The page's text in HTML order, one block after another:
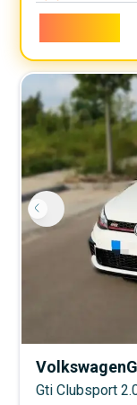
Volkswagen
Gti Clubsport